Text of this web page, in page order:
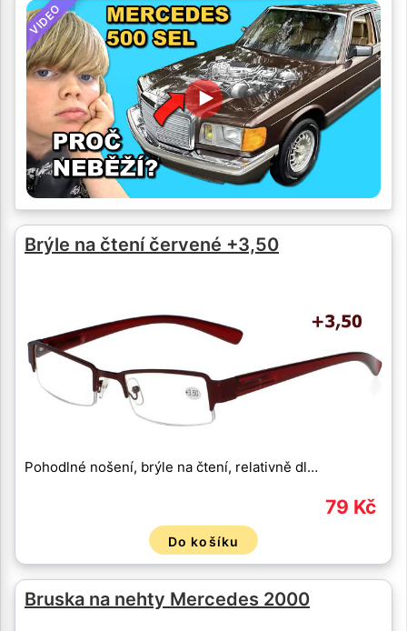
VIDEO
Brýle na čtení červené +3,50
Pohodlné nošení, brýle na čtení, relativně dl…
79 Kč
Do košíku
Bruska na nehty Mercedes 2000